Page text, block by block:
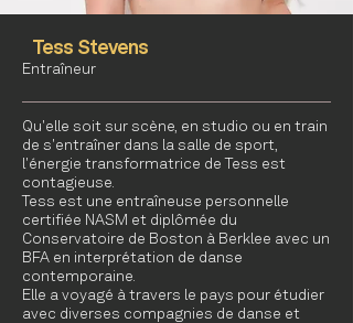
Tess Stevens
Entraîneur
Qu'elle soit sur scène, en studio ou en train
de s'entraîner dans la salle de sport,
l'énergie transformatrice de Tess est
contagieuse.
Tess est une entraîneuse personnelle
certifiée NASM et diplômée du
Conservatoire de Boston à Berklee avec un
BFA en interprétation de danse
contemporaine.
Elle a voyagé à travers le pays pour étudier
avec diverses compagnies de danse et